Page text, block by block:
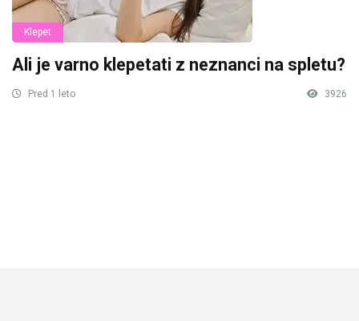
Klepet
Ali je varno klepetati z neznanci na spletu?
Pred 1 leto 3926